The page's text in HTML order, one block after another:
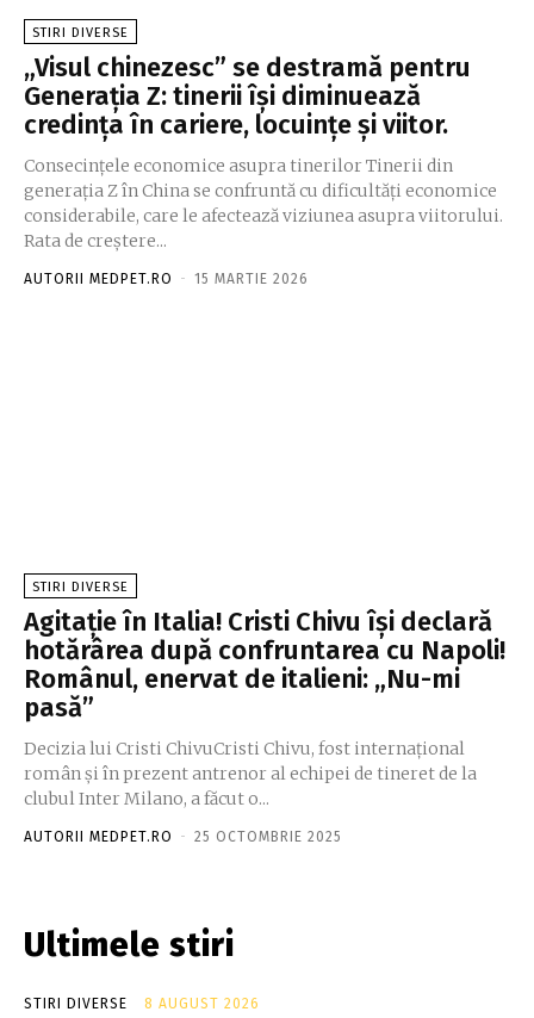
STIRI DIVERSE
„Visul chinezesc” se destramă pentru
Generația Z: tinerii își diminuează
credința în cariere, locuințe și viitor.
Consecințele economice asupra tinerilor Tinerii din
generația Z în China se confruntă cu dificultăți economice
considerabile, care le afectează viziunea asupra viitorului.
Rata de creștere...
AUTORII MEDPET.RO - 15 MARTIE 2026
STIRI DIVERSE
Agitație în Italia! Cristi Chivu își declară
hotărârea după confruntarea cu Napoli!
Românul, enervat de italieni: „Nu-mi
pasă”
Decizia lui Cristi ChivuCristi Chivu, fost internațional
român și în prezent antrenor al echipei de tineret de la
clubul Inter Milano, a făcut o...
AUTORII MEDPET.RO - 25 OCTOMBRIE 2025
Ultimele stiri
STIRI DIVERSE 8 AUGUST 2026